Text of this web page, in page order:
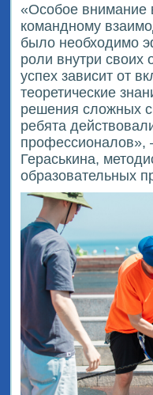
«Особое внимание
командному
было необходимо
роли внутри своих
успех зависит от
теоретические
решения сложных
ребята
профессионалов»,
Гераськина,
образовательных